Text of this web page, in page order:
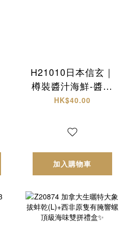
H21010日本信玄｜
樽裝醬汁海鮮-醬油
螺肉
HK$40.00
加入購物車